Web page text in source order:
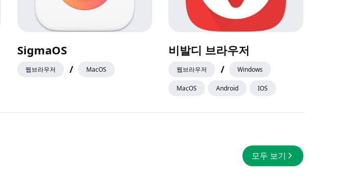
SigmaOS
웹브라우저 / MacOS
비발디 브라우저
웹브라우저 / Windows
MacOS Android IOS
모두 보기